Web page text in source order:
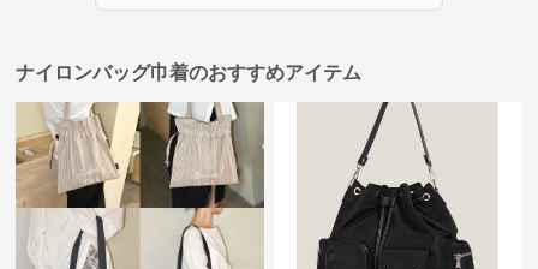
ナイロンバッグ巾着のおすすめアイテム